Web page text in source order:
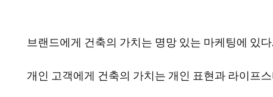
브랜드에게 건축의 가치는 명망 있는 마케팅에 있
개인 고객에게 건축의 가치는 개인 표현과 라이프